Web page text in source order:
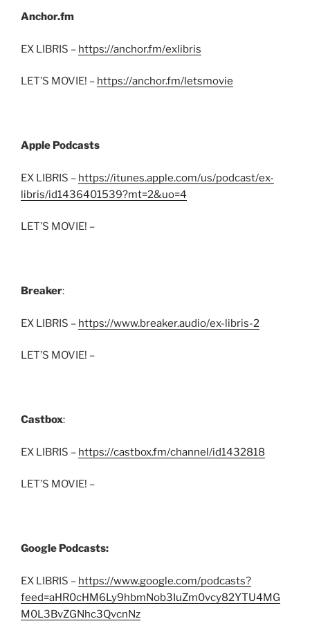
Anchor.fm
EX LIBRIS – https://anchor.fm/exlibris
LET’S MOVIE! – https://anchor.fm/letsmovie
Apple Podcasts
EX LIBRIS – https://itunes.apple.com/us/podcast/ex-
libris/id1436401539?mt=2&uo=4
LET’S MOVIE! –
Breaker:
EX LIBRIS – https://www.breaker.audio/ex-libris-2
LET’S MOVIE! –
Castbox:
EX LIBRIS – https://castbox.fm/channel/id1432818
LET’S MOVIE! –
Google Podcasts:
EX LIBRIS – https://www.google.com/podcasts?
feed=aHR0cHM6Ly9hbmNob3IuZm0vcy82YTU4MG
M0L3BvZGNhc3QvcnNz